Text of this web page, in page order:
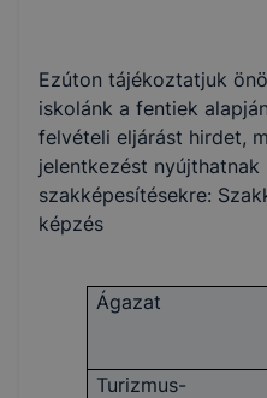
Ezúton tájékoztatjuk
iskolánk a fentiek
felvételi eljárást hirdet,
jelentkezést nyújthatnak
szakképesítésekre:
képzés
Ágazat
Turizmus-